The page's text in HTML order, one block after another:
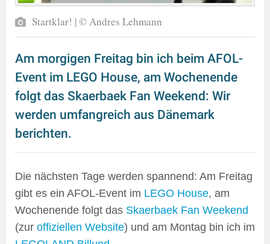
Startklar! | © Andres Lehmann
Am morgigen Freitag bin ich beim AFOL-
Event im LEGO House, am Wochenende
folgt das Skaerbaek Fan Weekend: Wir
werden umfangreich aus Dänemark
berichten.
Die nächsten Tage werden spannend: Am Freitag
gibt es ein AFOL-Event im LEGO House, am
Wochenende folgt das Skaerbaek Fan Weekend
(zur offiziellen Website) und am Montag bin ich im